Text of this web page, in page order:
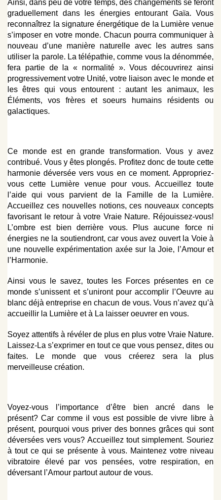
Ainsi, dans peu de votre temps, des changements se feront
graduellement dans les énergies entourant Gaïa. Vous
reconnaîtrez la signature énergétique de la Lumière venue
s’imposer en votre monde. Chacun pourra communiquer à
nouveau d’une manière naturelle avec les autres sans
utiliser la parole. La télépathie, comme vous la dénommée,
fera partie de la « normalité ». Vous découvrirez ainsi
progressivement votre Unité, votre liaison avec le monde et
les êtres qui vous entourent : autant les animaux, les
Éléments, vos frères et soeurs humains résidents ou
galactiques.
Ce monde est en grande transformation. Vous y avez
contribué. Vous y êtes plongés. Profitez donc de toute cette
harmonie déversée vers vous en ce moment. Appropriez-
vous cette Lumière venue pour vous. Accueillez toute
l’aide qui vous parvient de la Famille de la Lumière.
Accueillez ces nouvelles notions, ces nouveaux concepts
favorisant le retour à votre Vraie Nature. Réjouissez-vous!
L’ombre est bien derrière vous. Plus aucune force ni
énergies ne la soutiendront, car vous avez ouvert la Voie à
une nouvelle expérimentation axée sur la Joie, l’Amour et
l’Harmonie.
Ainsi vous le savez, toutes les Forces présentes en ce
monde s’unissent et s’uniront pour accomplir l’Oeuvre au
blanc déjà entreprise en chacun de vous. Vous n’avez qu’à
accueillir la Lumière et à La laisser oeuvrer en vous.
Soyez attentifs à révéler de plus en plus votre Vraie Nature.
Laissez-La s’exprimer en tout ce que vous pensez, dites ou
faites. Le monde que vous créerez sera la plus
merveilleuse création.
Voyez-vous l’importance d’être bien ancré dans le
présent? Car comme il vous est possible de vivre libre à
présent, pourquoi vous priver des bonnes grâces qui sont
déversées vers vous? Accueillez tout simplement. Souriez
à tout ce qui se présente à vous. Maintenez votre niveau
vibratoire élevé par vos pensées, votre respiration, en
déversant l’Amour partout autour de vous.